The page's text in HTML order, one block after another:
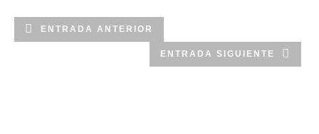
ENTRADA ANTERIOR
ENTRADA SIGUIENTE